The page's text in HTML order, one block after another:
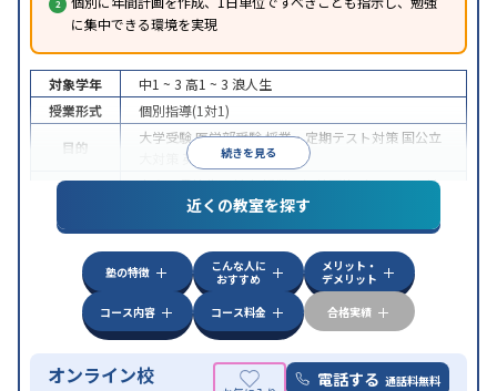
に集中できる環境を実現
続きを見る
対象学年 中1 ~ 3 高1 ~ 3 浪人生
授業形式
個別指導(1対1)
目的
大学受験医学部受験授業・定期テスト対策 国公立
英検(英語検定)対策
中高一貫校生に対応授業の振替可能オンライン対
自習室あり
近くの教室を探す
塾の特徴
こんな人に
おすすめ
メリット・
デメリット
コース内容
コース料金 合格実績
オンライン校 電話する 通話料無料